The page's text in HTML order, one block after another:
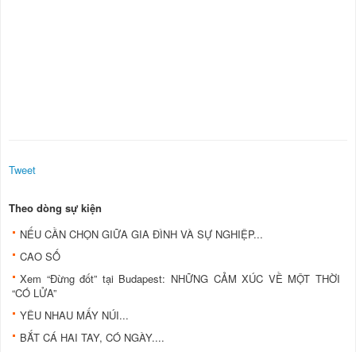
Tweet
Theo dòng sự kiện
NẾU CẦN CHỌN GIỮA GIA ĐÌNH VÀ SỰ NGHIỆP...
CAO SỐ
Xem “Đừng đốt” tại Budapest: NHỮNG CẢM XÚC VỀ MỘT THỜI
“CÓ LỬA”
YÊU NHAU MẤY NÚI...
BẮT CÁ HAI TAY, CÓ NGÀY....